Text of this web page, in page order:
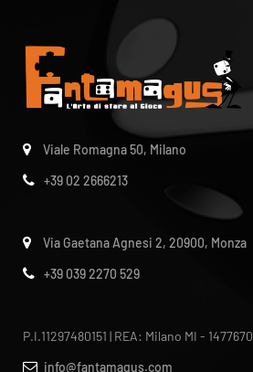
Viale Romagna 50, Milano
+39 02 2666213
Via Gaetana Agnesi 2, 20900, Monza
+39 039 2270 529
P.I.11297480151 | REA: Milano MI - 1477670
info@fantamagus.com